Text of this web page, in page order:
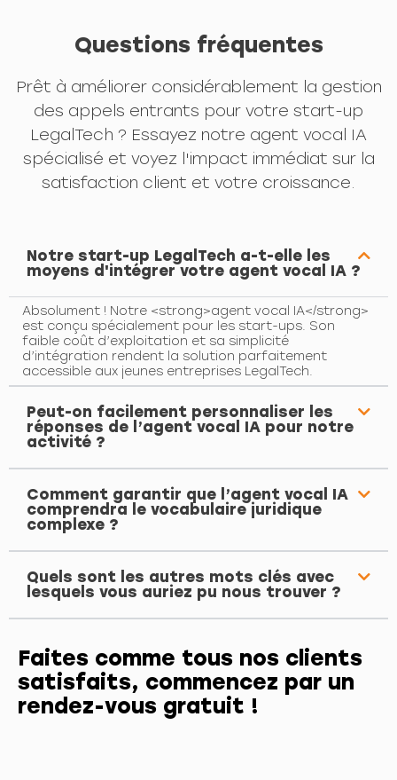
Questions fréquentes
Prêt à améliorer considérablement la gestion
des appels entrants pour votre start-up
LegalTech ? Essayez notre agent vocal IA
spécialisé et voyez l'impact immédiat sur la
satisfaction client et votre croissance.
Notre start-up LegalTech a-t-elle les
moyens d'intégrer votre agent vocal IA ?
Absolument ! Notre <strong>agent vocal IA</strong>
est conçu spécialement pour les start-ups. Son
faible coût d’exploitation et sa simplicité
d’intégration rendent la solution parfaitement
accessible aux jeunes entreprises LegalTech.
Peut-on facilement personnaliser les
réponses de l’agent vocal IA pour notre
activité ?
Comment garantir que l’agent vocal IA
comprendra le vocabulaire juridique
complexe ?
Quels sont les autres mots clés avec
lesquels vous auriez pu nous trouver ?
Faites comme tous nos clients
satisfaits, commencez par un
rendez-vous gratuit !